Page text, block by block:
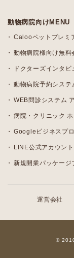
動物病院向けMENU
Calooペットプレミ
動物病院様向け無料
ドクターズインタ
動物病院予約システ
WEB問診システム
病院・クリニック
Googleビジネスプ
LINE公式アカウン
新規開業パッケージ
運営会社
©